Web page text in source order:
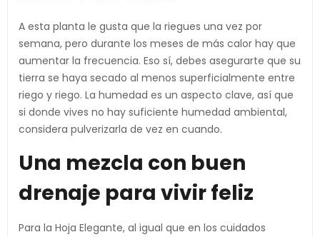
A esta planta le gusta que la riegues una vez por
semana, pero durante los meses de más calor hay que
aumentar la frecuencia. Eso sí, debes asegurarte que su
tierra se haya secado al menos superficialmente entre
riego y riego. La humedad es un aspecto clave, así que
si donde vives no hay suficiente humedad ambiental,
considera pulverizarla de vez en cuando.
Una mezcla con buen
drenaje para vivir feliz
Para la Hoja Elegante, al igual que en los cuidados